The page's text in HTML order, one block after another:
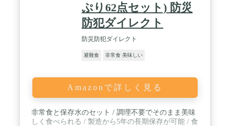
ぷり62点セット) 防災
防犯ダイレクト
防災防犯ダイレクト
避難食 非常食 美味しい
Amazonで詳しく見る
非常食と保存水のセット / 調理不要でそのまま美味
しく食べられる / 製造から5年の長期保存が可能 / 食